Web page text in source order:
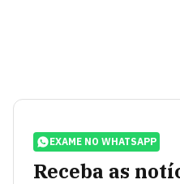
EXAME NO WHATSAPP
Receba as